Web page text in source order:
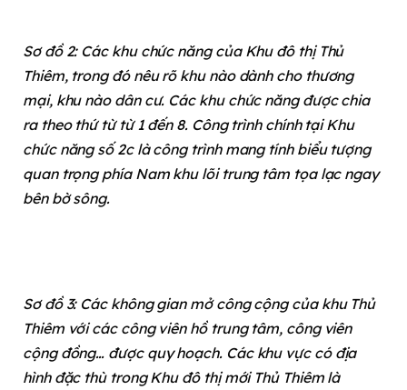
Sơ đồ 2: Các khu chức năng của Khu đô thị Thủ
Thiêm, trong đó nêu rõ khu nào dành cho thương
mại, khu nào dân cư. Các khu chức năng được chia
ra theo thứ từ từ 1 đến 8. Công trình chính tại Khu
chức năng số 2c là công trình mang tính biểu tượng
quan trọng phía Nam khu lõi trung tâm tọa lạc ngay
bên bờ sông.
Sơ đồ 3: Các không gian mở công cộng của khu Thủ
Thiêm với các công viên hồ trung tâm, công viên
cộng đồng… được quy hoạch. Các khu vực có địa
hình đặc thù trong Khu đô thị mới Thủ Thiêm là